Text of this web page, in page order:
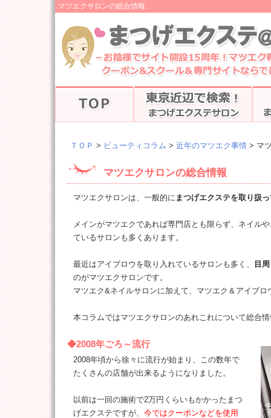
マツエクサロンの総合情報
ＴＯＰ > ビューティコラム > 近年のマツエク事情 > マ
マツエクサロンの総合情報
マツエクサロンは、一般的に まつげエクステを取り扱
メインがマツエクであれば専門店とも限らず、ネイル
ているサロンも多くあります。
最近はアイブロウを取り入れているサロンも多く、
目
のがマツエクサロンです。
マツエク&ネイルサロンに加えて、マツエク＆アイブ
本コラムではマツエクサロンのあれこれについて総合
◆2008年ごろ～流行
2008年頃から徐々に流行が始まり、この数年で
たくさんの店舗が出来るようになりました。
以前は一回の施術で2万円くらいもかかったまつ
げエクステですが、 今ではクーポンなどを使用